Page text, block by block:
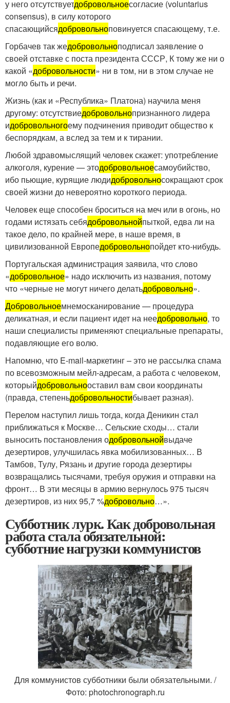
у него отсутствуетдобровольноесогласие (voluntarius
consensus), в силу которого
спасающийсядобровольноповинуется спасающему, т.е.
Горбачев так жедобровольноподписал заявление о
своей отставке с поста президента СССР, К тому же ни о
какой «добровольности» ни в том, ни в этом случае не
могло быть и речи.
Жизнь (как и «Республика» Платона) научила меня
другому: отсутствиедобровольнопризнанного лидера
идобровольногоему подчинения приводит общество к
беспорядкам, а вслед за тем и к тирании.
Любой здравомыслящий человек скажет: употребление
алкоголя, курение — этодобровольноесамоубийство,
ибо пьющие, курящие людидобровольносокращают срок
своей жизни до невероятно короткого периода.
Человек еще способен броситься на меч или в огонь, но
годами истязать себядобровольнойпыткой, едва ли на
такое дело, по крайней мере, в наше время, в
цивилизованной Европедобровольнопойдет кто-нибудь.
Португальская администрация заявила, что слово
«добровольное» надо исключить из названия, потому
что «черные не могут ничего делатьдобровольно».
Добровольноемнемосканирование — процедура
деликатная, и если пациент идет на неедобровольно, то
наши специалисты применяют специальные препараты,
подавляющие его волю.
Напомню, что E-mail-маркетинг – это не рассылка спама
по всевозможным мейл-адресам, а работа с человеком,
которыйдобровольнооставил вам свои координаты
(правда, степеньдобровольностибывает разная).
Перелом наступил лишь тогда, когда Деникин стал
приближаться к Москве… Сельские сходы… стали
выносить постановления одобровольнойвыдаче
дезертиров, улучшилась явка мобилизованных… В
Тамбов, Тулу, Рязань и другие города дезертиры
возвращались тысячами, требуя оружия и отправки на
фронт… В эти месяцы в армию вернулось 975 тысяч
дезертиров, из них 95,7 %добровольно…».
Субботник лурк. Как добровольная
работа стала обязательной:
субботние нагрузки коммунистов
Для коммунистов субботники были обязательными. /
Фото: photochronograph.ru